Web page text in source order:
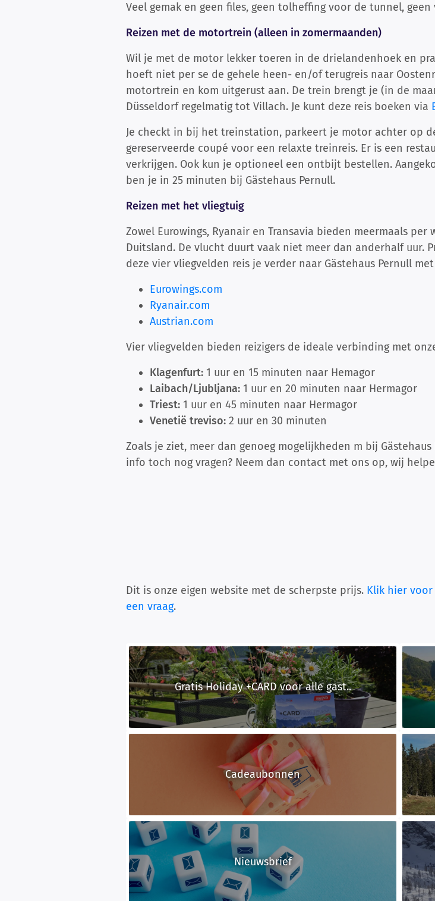
Veel gemak en geen files, geen tolheffing voor de tunnel,
Reizen met de motortrein (alleen in zomermaanden)
Wil je met de motor lekker toeren in de drielandenhoek en
hoeft niet per se de gehele heen- en/of terugreis naar
motortrein en kom uitgerust aan. De trein brengt je (in de
Düsseldorf regelmatig tot Villach. Je kunt deze reis boeken via
Je checkt in bij het treinstation, parkeert je motor achter op
gereserveerde coupé voor een relaxte treinreis. Er is een
verkrijgen. Ook kun je optioneel een ontbijt bestellen.
ben je in 25 minuten bij Gästehaus Pernull.
Reizen met het vliegtuig
Zowel Eurowings, Ryanair en Transavia bieden meermaals
Duitsland. De vlucht duurt vaak niet meer dan anderhalf uur.
deze vier vliegvelden reis je verder naar Gästehaus Pernull
Eurowings.com
Ryanair.com
Austrian.com
Vier vliegvelden bieden reizigers de ideale verbinding met
Klagenfurt: 1 uur en 15 minuten naar Hemagor
Laibach/Ljubljana: 1 uur en 20 minuten naar Hermagor
Triest: 1 uur en 45 minuten naar Hermagor
Venetië treviso: 2 uur en 30 minuten
Zoals je ziet, meer dan genoeg mogelijkheden m bij
info toch nog vragen? Neem dan contact met ons op, wij
Dit is onze eigen website met de scherpste prijs. Klik hier
een vraag.
Gratis Holiday +CARD voor alle gast..
Cadeaubonnen
Nieuwsbrief